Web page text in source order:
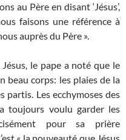
au Père en disant ‘Jésus’,
faisons une référence à
auprès du Père ».
le pape a noté que le
beau corps: les plaies de la
Les ecchymoses des
toujours voulu garder les
pour sa prière